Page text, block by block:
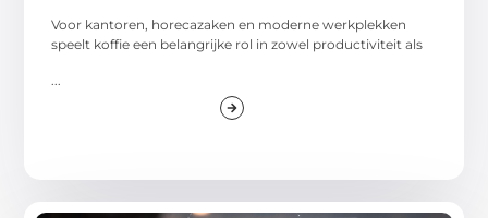
Voor kantoren, horecazaken en moderne werkplekken
speelt koffie een belangrijke rol in zowel productiviteit als